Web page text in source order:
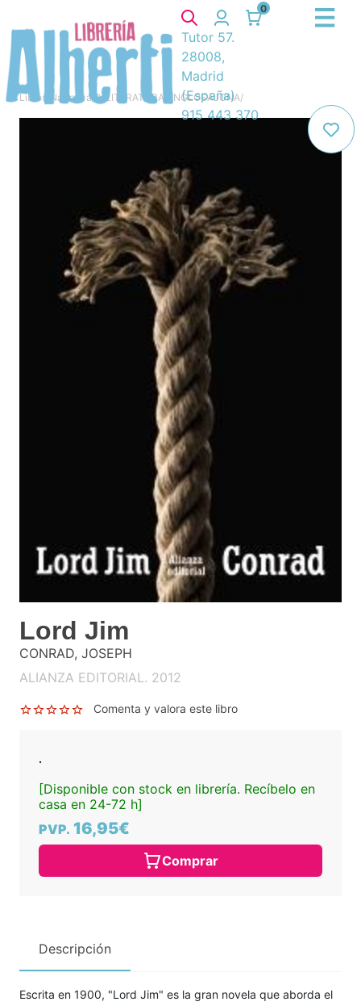
0
Tutor 57.
28008,
Madrid
(España)
915 443 370
Libros Narrativa/ 8. LITERATURA ANGLOSAJONA/
Lord Jim
CONRAD, JOSEPH
ALIANZA EDITORIAL. 2012
Comenta y valora este libro
.
[Disponible con stock en librería. Recíbelo en
casa en 24-72 h]
PVP. 16,95€
Comprar
Descripción
Escrita en 1900, "Lord Jim" es la gran novela que aborda el